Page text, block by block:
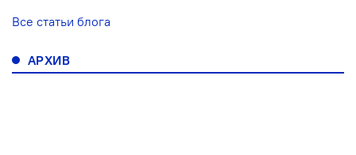
Все статьи блога
АРХИВ